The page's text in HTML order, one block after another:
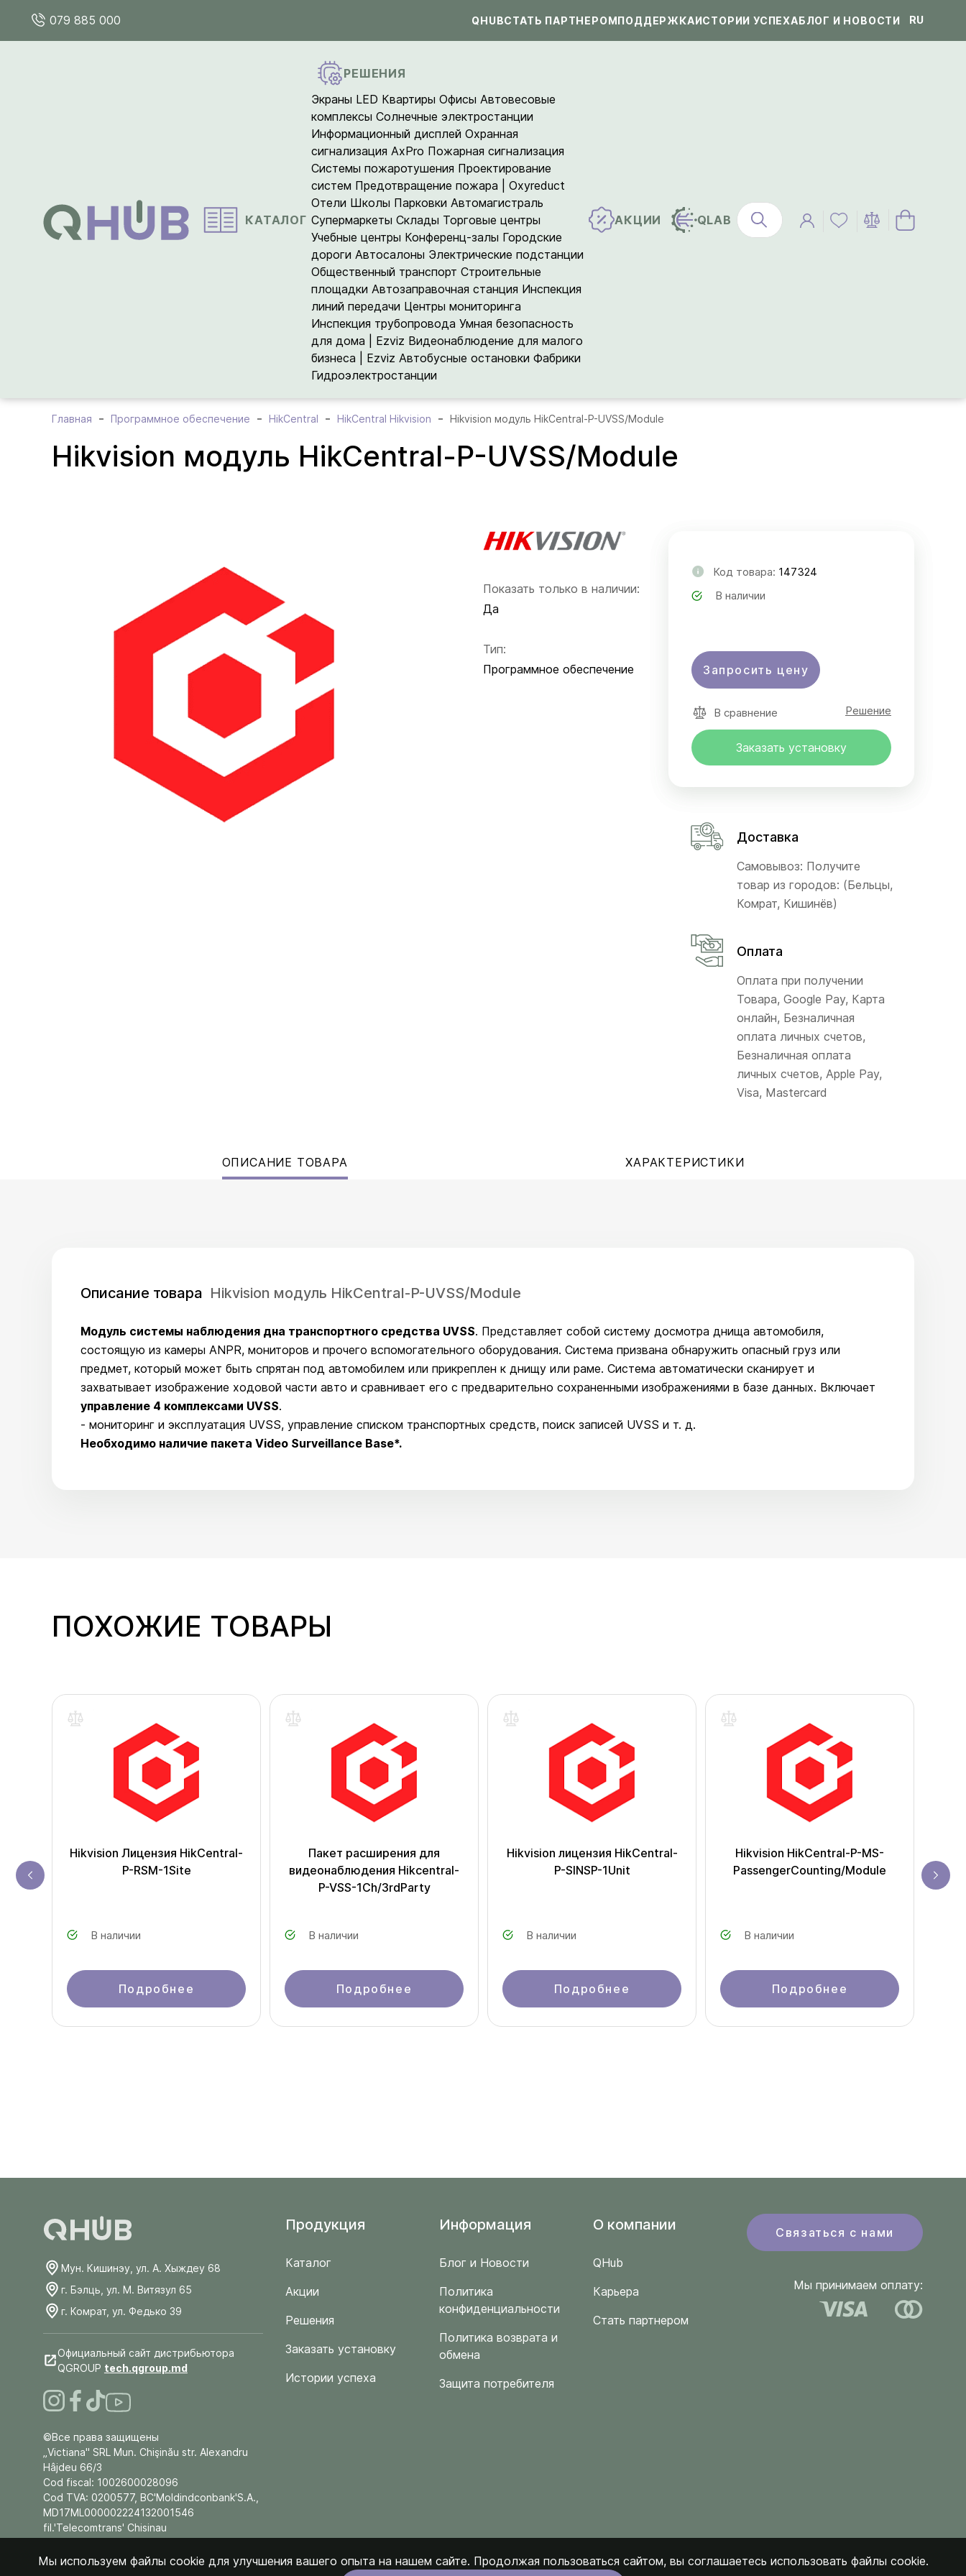
079 885 000 QHUBСТАТЬ ПАРТНЕРОМПОДДЕРЖКАИСТОРИИ УСПЕХАБЛОГ И НОВОСТИ RU
КАТАЛОГ
РЕШЕНИЯ
Экраны LED Квартиры Офисы Автовесовые
комплексыСолнечные электростанции
Информационный дисплей Охранная
сигнализация AxPro Пожарная сигнализация
Системы пожаротушения Проектирование
систем Предотвращение пожара | Oxyreduct
Отели Школы Парковки Автомагистраль
Супермаркеты Склады Торговые центры
Учебные центры Конференц-залы Городские
дороги Автосалоны Электрические подстанции
Общественный транспорт Строительные
площадки Автозаправочная станция Инспекция
линий передачи Центры мониторинга
Инспекция трубопровода Умная безопасность
для дома | Ezviz Видеонаблюдение для малого
бизнеса | Ezviz Автобусные остановки Фабрики
Гидроэлектростанции
АКЦИИ QLAB
Главная Программное обеспечение HikCentral HikCentral Hikvision Hikvision модуль HikCentral-P-UVSS/Module
Hikvision модуль HikCentral-P-UVSS/Module
Показать только в наличии:
Да
Тип:
Программное обеспечение
Код товара: 147324
В наличии
Запросить цену
В сравнение Решение
Заказать установку
Доставка
Самовывоз: Получите
товар из городов: (Бельцы,
Комрат, Кишинёв)
Оплата
Оплата при получении
Товара, Google Pay, Карта
онлайн, Безналичная
оплата личных счетов,
Безналичная оплата
личных счетов, Apple Pay,
Visa, Mastercard
ОПИСАНИЕ ТОВАРА ХАРАКТЕРИСТИКИ
Описание товара Hikvision модуль HikCentral-P-UVSS/Module
Модуль системы наблюдения дна транспортного средства UVSS. Представляет собой систему досмотра днища автомобиля,
состоящую из камеры ANPR, мониторов и прочего вспомогательного оборудования. Система призвана обнаружить опасный груз или
предмет, который может быть спрятан под автомобилем или прикреплен к днищу или раме. Система автоматически сканирует и
захватывает изображение ходовой части авто и сравнивает его с предварительно сохраненными изображениями в базе данных. Включает
управление 4 комплексами UVSS.
- мониторинг и эксплуатация UVSS, управление списком транспортных средств, поиск записей UVSS и т. д.
Необходимо наличие пакета Video Surveillance Base*.
ПОХОЖИЕ ТОВАРЫ
Hikvision Лицензия HikCentral-
P-RSM-1Site
В наличии
Подробнее
Пакет расширения для
видеонаблюдения Hikcentral-
P-VSS-1Ch/3rdParty
В наличии
Подробнее
Hikvision лицензия HikCentral-
P-SINSP-1Unit
В наличии
Подробнее
Hikvision HikCentral-P-MS-
PassengerCounting/Module
В наличии
Подробнее
Мун. Кишинэу, ул. А. Хыждеу 68
г. Бэлць, ул. М. Витязул 65
г. Комрат, ул. Федько 39
Официальный сайт дистрибьютора
QGROUP tech.qgroup.md
©Все права защищены
„Victiana" SRL Mun. Chişinău str. Alexandru
Hâjdeu 66/3
Cod fiscal: 1002600028096
Cod TVA: 0200577, BC'Moldindconbank'S.A.,
MD17ML000002224132001546
fil.'Telecomtrans' Chisinau
Продукция
Каталог
Акции
Решения
Заказать установку
Истории успеха
Информация
Блог и Новости
Политика
конфиденциальности
Политика возврата и
обмена
Защита потребителя
O компании
QHub
Карьера
Стать партнером
Связаться с нами
Мы принимаем оплату:
Мы используем файлы cookie для улучшения вашего опыта на нашем сайте. Продолжая пользоваться сайтом, вы соглашаетесь использовать файлы cookie.